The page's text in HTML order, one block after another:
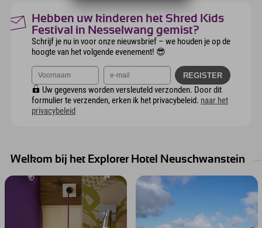
Hebben uw kinderen het Shred Kids
Festival in Nesselwang gemist?
Schrijf je nu in voor onze nieuwsbrief – we houden je op de
hoogte van het volgende evenement! 😎
Uw gegevens worden versleuteld verzonden. Door dit
formulier te verzenden, erken ik het privacybeleid. naar het
privacybeleid
Welkom bij het Explorer Hotel Neuschwanstein